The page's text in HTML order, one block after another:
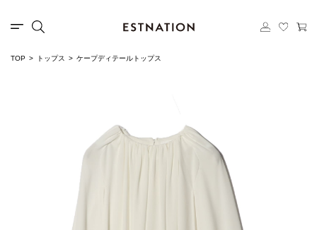
TOP トップス ケープディテールトップス